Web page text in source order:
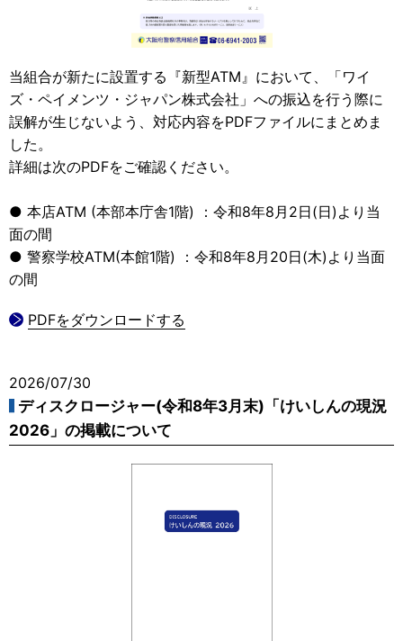
当組合が新たに設置する『新型ATM』において、「ワイ
ズ・ペイメンツ・ジャパン株式会社」への振込を行う際に
誤解が生じないよう、対応内容をPDFファイルにまとめま
した。
詳細は次のPDFをご確認ください。
● 本店ATM (本部本庁舎1階) ：令和8年8月2日(日)より当
面の間
● 警察学校ATM(本館1階) ：令和8年8月20日(木)より当面
の間
PDFをダウンロードする
2026/07/30
ディスクロージャー(令和8年3月末)「けいしんの現況
2026」の掲載について